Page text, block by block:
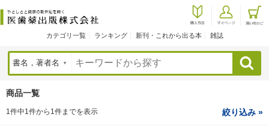
カテゴリ一覧 ランキング 新刊・これから出る本 雑誌
検索
商品一覧
1件中1件から1件までを表示 絞り込み »